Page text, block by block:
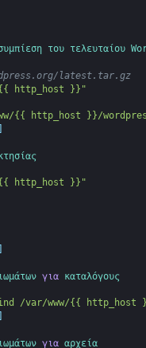
του τελευταίου
latest.tar.gz
{{ http_host }}"
{{ http_host }}/
{{ http_host }}"
για καταλόγους
/var/www/{{ http_host
για αρχεία